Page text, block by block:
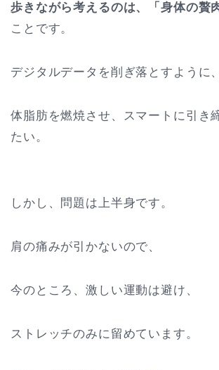
歩きながら考えるのは、「身体の贅
ことです。
デジタルデータを削ぎ落とすように、
体脂肪を燃焼させ、スマートに引き
たい。
しかし、問題は上半身です。
肩の痛みが引かないので、
今のところ、激しい運動は避け、
ストレッチのみに留めています。